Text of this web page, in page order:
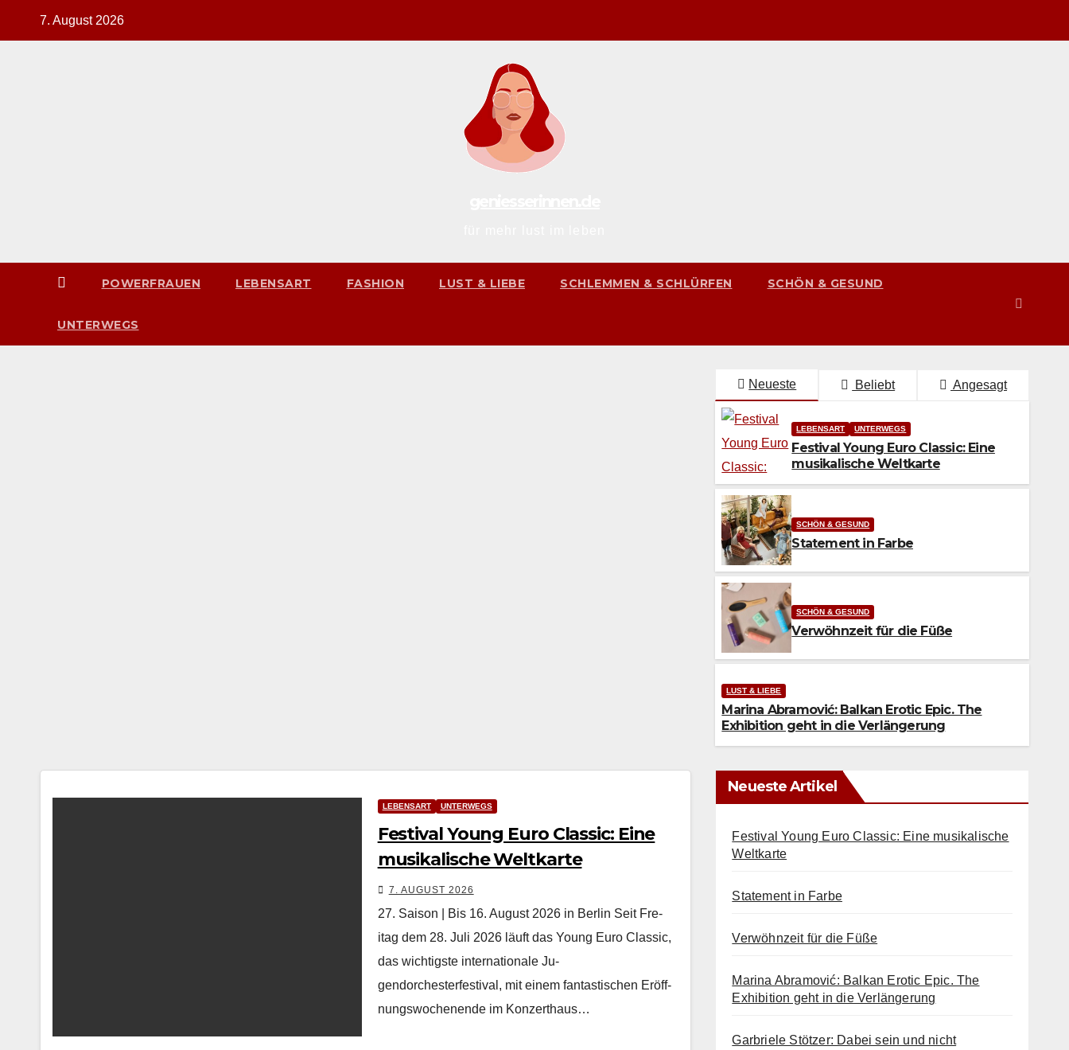
7. August 2026
POWERFRAUEN LEBENSART FASHION LUST & LIEBE SCHLEMMEN & SCHLÜRFEN SCHÖN & GESUND
UNTERWEGS
Neueste Beliebt Angesagt
LEBENSART UNTERWEGS
Festival Young Euro Classic: Eine
musikalische Weltkarte
SCHÖN & GESUND
Statement in Farbe
SCHÖN & GESUND
Verwöhnzeit für die Füße
LUST & LIEBE
Marina Abramović: Balkan Erotic Epic. The
Exhibition geht in die Verlängerung
LEBENSART UNTERWEGS
Festival Young Euro Classic: Eine
musikalische Weltkarte
7. AUGUST 2026
27. Saison | Bis 16. August 2026 in Berlin Seit Fre­
itag dem 28. Juli 2026 läuft das Young Euro Clas­sic,
das wichtig­ste inter­na­tionale Ju­
gendorchesterfestival, mit einem fan­tastis­chen Eröff­
nungswoch­enende im Konz­erthaus…
Neueste Artikel
Festival Young Euro Classic: Eine musikalische
Weltkarte
Statement in Farbe
Verwöhnzeit für die Füße
Marina Abramović: Balkan Erotic Epic. The
Exhibition geht in die Verlängerung
Garbriele Stötzer: Dabei sein und nicht